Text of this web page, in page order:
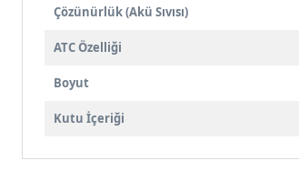
Çözünürlük (Akü Sıvısı)
ATC Özelliği
Boyut
Kutu İçeriği